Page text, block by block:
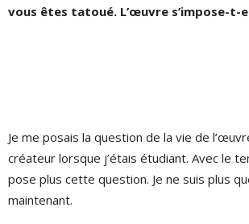
vous êtes tatoué. L’œuvre s’impose-t-
Je me posais la question de la vie de
créateur lorsque j’étais étudiant. Avec le
pose plus cette question. Je ne suis plus
maintenant.